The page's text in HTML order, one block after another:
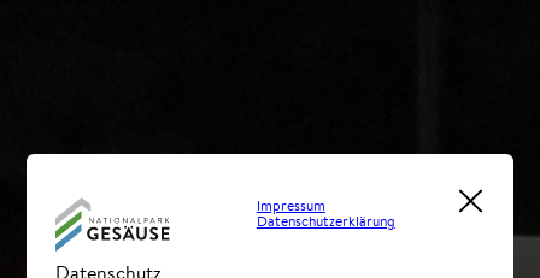
Datenschutz
Impressum
Datenschutzerklärung